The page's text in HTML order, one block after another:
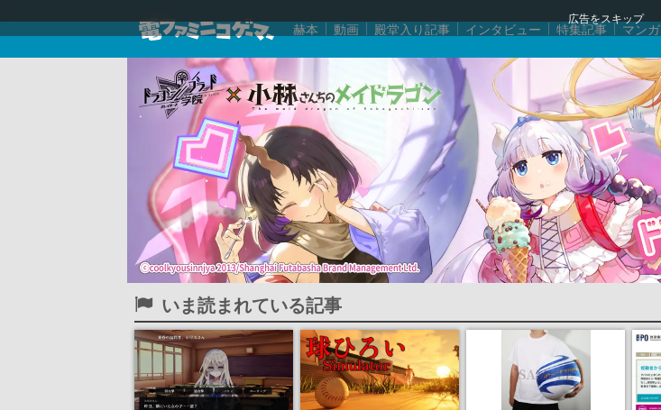
広告をスキップ
赫本 動画 殿堂入り記事 インタビュー 特集記事 マンガ
いま読まれている記事